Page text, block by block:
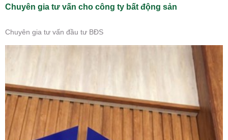
Chuyên gia tư vấn cho công ty bất động sản
Chuyên gia tư vấn đầu tư BĐS